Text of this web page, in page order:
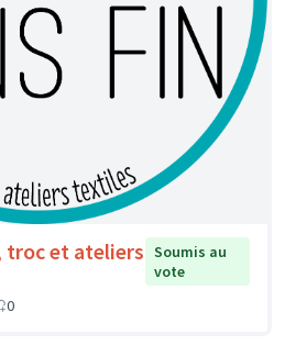
troc et ateliers Soumis au
vote
0